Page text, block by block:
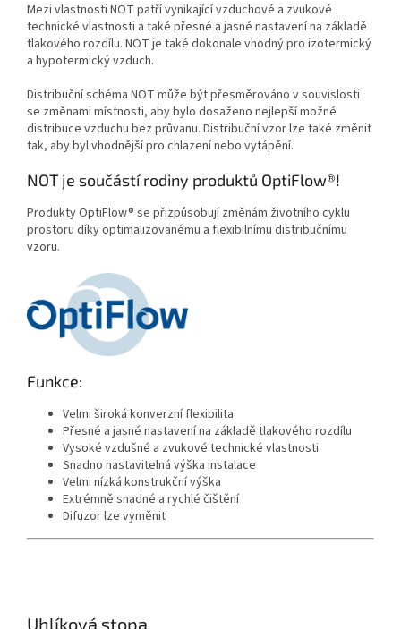
Mezi vlastnosti NOT patří vynikající vzduchové a zvukové
technické vlastnosti a také přesné a jasné nastavení na základě
tlakového rozdílu. NOT je také dokonale vhodný pro izotermický
a hypotermický vzduch.
Distribuční schéma NOT může být přesměrováno v souvislosti
se změnami místnosti, aby bylo dosaženo nejlepší možné
distribuce vzduchu bez průvanu. Distribuční vzor lze také změnit
tak, aby byl vhodnější pro chlazení nebo vytápění.
NOT je součástí rodiny produktů OptiFlow®!
Produkty OptiFlow® se přizpůsobují změnám životního cyklu
prostoru díky optimalizovanému a flexibilnímu distribučnímu
vzoru.
Funkce:
Velmi široká konverzní flexibilita
Přesné a jasné nastavení na základě tlakového rozdílu
Vysoké vzdušné a zvukové technické vlastnosti
Snadno nastavitelná výška instalace
Velmi nízká konstrukční výška
Extrémně snadné a rychlé čištění
Difuzor lze vyměnit
Uhlíková stopa